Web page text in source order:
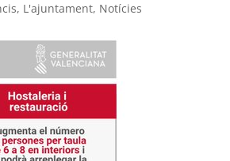
, L'ajuntament, Notícies